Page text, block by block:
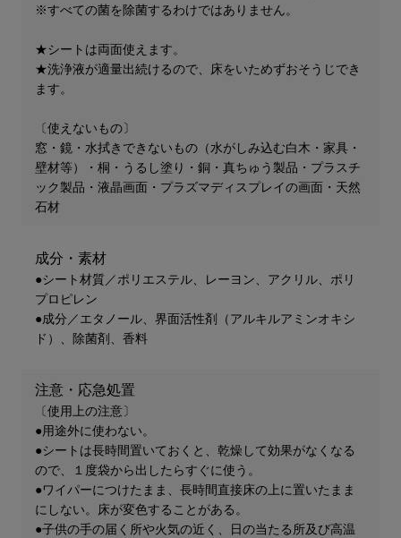
※すべての菌を除菌するわけではありません。
★シートは両面使えます。
★洗浄液が適量出続けるので、床をいためずおそうじでき
ます。
〔使えないもの〕
窓・鏡・水拭きできないもの（水がしみ込む白木・家具・
壁材等）・桐・うるし塗り・銅・真ちゅう製品・プラスチ
ック製品・液晶画面・プラズマディスプレイの画面・天然
石材
成分・素材
●シート材質／ポリエステル、レーヨン、アクリル、ポリ
プロピレン
●成分／エタノール、界面活性剤（アルキルアミンオキシ
ド）、除菌剤、香料
注意・応急処置
〔使用上の注意〕
●用途外に使わない。
●シートは長時間置いておくと、乾燥して効果がなくなる
ので、１度袋から出したらすぐに使う。
●ワイパーにつけたまま、長時間直接床の上に置いたまま
にしない。床が変色することがある。
●子供の手の届く所や火気の近く、日の当たる所及び高温